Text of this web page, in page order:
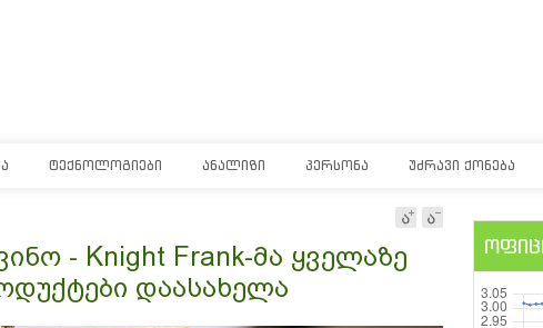
ᲢᲔᲥᲜᲝᲚᲝᲒᲘᲔᲑᲘ ᲐᲜᲐᲚᲘᲖᲘ ᲞᲔᲠᲡᲝᲜᲐ ᲣᲫᲠᲐᲕᲘ ᲥᲝᲜᲔᲑᲐ
- Knight Frank-მა ყველაზე
დაასახელა